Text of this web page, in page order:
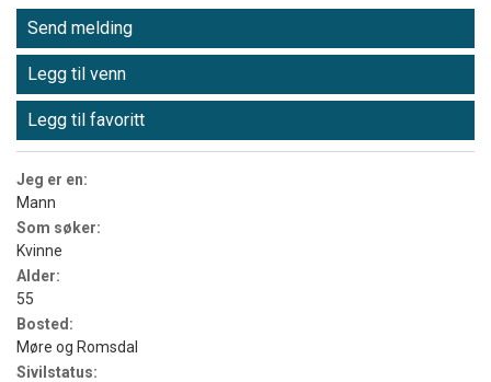
Send melding
Legg til venn
Legg til favoritt
Jeg er en:
Mann
Som søker:
Kvinne
Alder:
55
Bosted:
Møre og Romsdal
Sivilstatus: